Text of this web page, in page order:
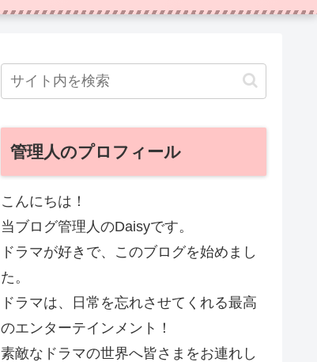
管理人のプロフィール
こんにちは！
当ブログ管理人のDaisyです。
ドラマが好きで、このブログを始めまし
た。
ドラマは、日常を忘れさせてくれる最高
のエンターテインメント！
素敵なドラマの世界へ皆さまをお連れし